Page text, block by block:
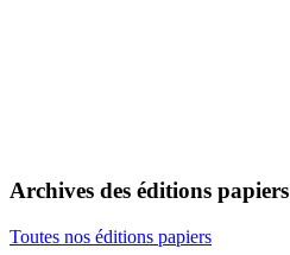
Archives des éditions papiers
Toutes nos éditions papiers